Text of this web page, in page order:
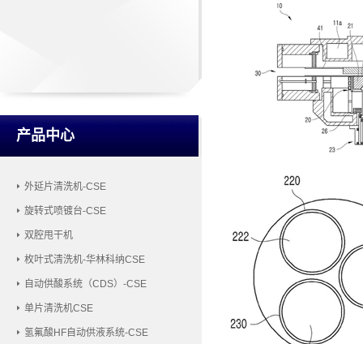
产品中心
外延片清洗机-CSE
旋转式喷镀台-CSE
双腔甩干机
枚叶式清洗机-华林科纳CSE
自动供酸系统（CDS）-CSE
单片清洗机CSE
氢氟酸HF自动供液系统-CSE